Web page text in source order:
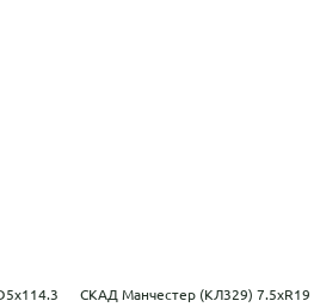
СКАД Манчестер (КЛ329) 7.5xR19